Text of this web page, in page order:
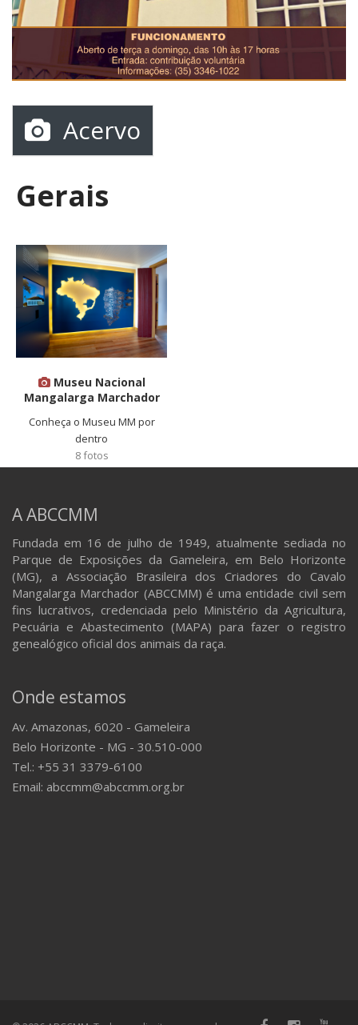
Acervo
Gerais
Museu Nacional
Mangalarga Marchador
Conheça o Museu MM por
dentro
8 fotos
A ABCCMM
Fundada em 16 de julho de 1949, atualmente sediada no
Parque de Exposições da Gameleira, em Belo Horizonte
(MG), a Associação Brasileira dos Criadores do Cavalo
Mangalarga Marchador (ABCCMM) é uma entidade civil sem
fins lucrativos, credenciada pelo Ministério da Agricultura,
Pecuária e Abastecimento (MAPA) para fazer o registro
genealógico oficial dos animais da raça.
Onde estamos
Av. Amazonas, 6020 - Gameleira
Belo Horizonte - MG - 30.510-000
Tel.: +55 31 3379-6100
Email: abccmm@abccmm.org.br